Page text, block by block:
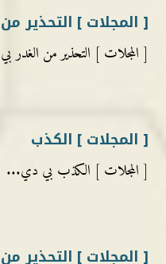
[ المجلات ] التحذير
[ المجلات ] التحذير من
[ المجلات ] الكذب
[ المجلات ] الكذب بي دي...
[ المجلات ] التحذير